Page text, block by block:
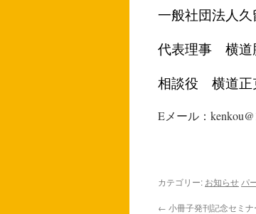
一般社団法人
代表理事 横道
相談役 横道正
Eメール：
カテゴリー: お知らせ パ
← 小冊子発刊記念セミナ